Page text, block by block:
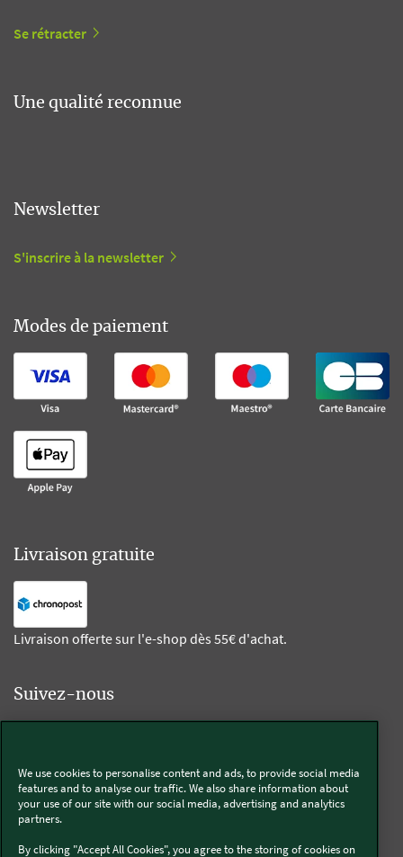
Se rétracter
Une qualité reconnue
Newsletter
S'inscrire à la newsletter
Modes de paiement
Livraison gratuite
Livraison offerte sur l'e-shop dès 55€ d'achat.
Suivez-nous
Thermomix®
We use cookies to personalise content and ads, to provide social media
features and to analyse our traffic. We also share information about
your use of our site with our social media, advertising and analytics
partners.
By clicking "Accept All Cookies", you agree to the storing of cookies on